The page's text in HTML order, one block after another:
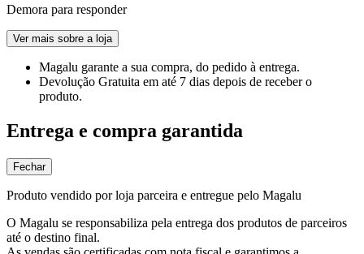
Demora para responder
Ver mais sobre a loja
Magalu garante a sua compra, do pedido à entrega.
Devolução Gratuita em até 7 dias depois de receber o
produto.
Entrega e compra garantida
Fechar
Produto vendido por loja parceira e entregue pelo Magalu
O Magalu se responsabiliza pela entrega dos produtos de parceiros
até o destino final.